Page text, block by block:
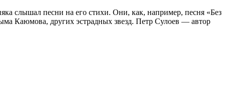
слышал песни на его стихи. Они, как, например, песня «Без
Каюмова, других эстрадных звезд. Петр Сулоев — автор